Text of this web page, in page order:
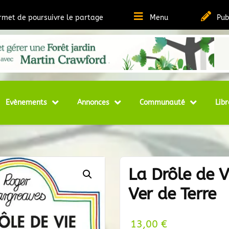
de poursuivre le partage Menu
Ressources sur la Permaculture
Evènements Annonces Communauté
La Drôle de
Ver de Terre
13,00€